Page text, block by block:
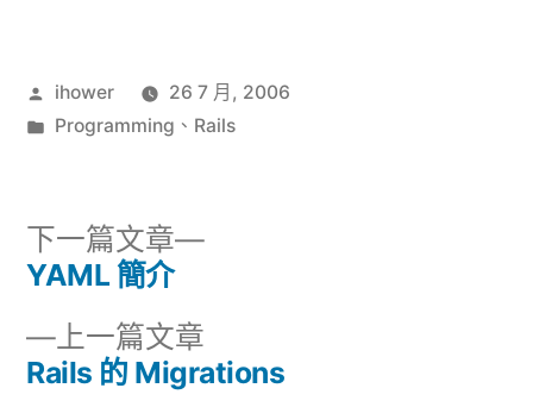
作
者:
ihower
26 7 月, 2006
分
Programming 、 Rails
文
章 上一篇文章
一
Rails 的 Migrations
下一篇文章
下
章:
YAML 簡介